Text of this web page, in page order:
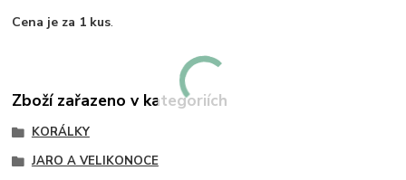
Cena je za 1 kus.
Zboží zařazeno v kategoriích
KORÁLKY
JARO A VELIKONOCE